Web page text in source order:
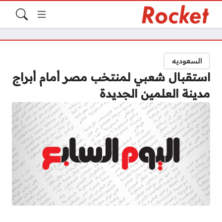
السعوديه
استقبال شعبي لمنتخب مصر أمام أبراج
مدينة العلمين الجديدة